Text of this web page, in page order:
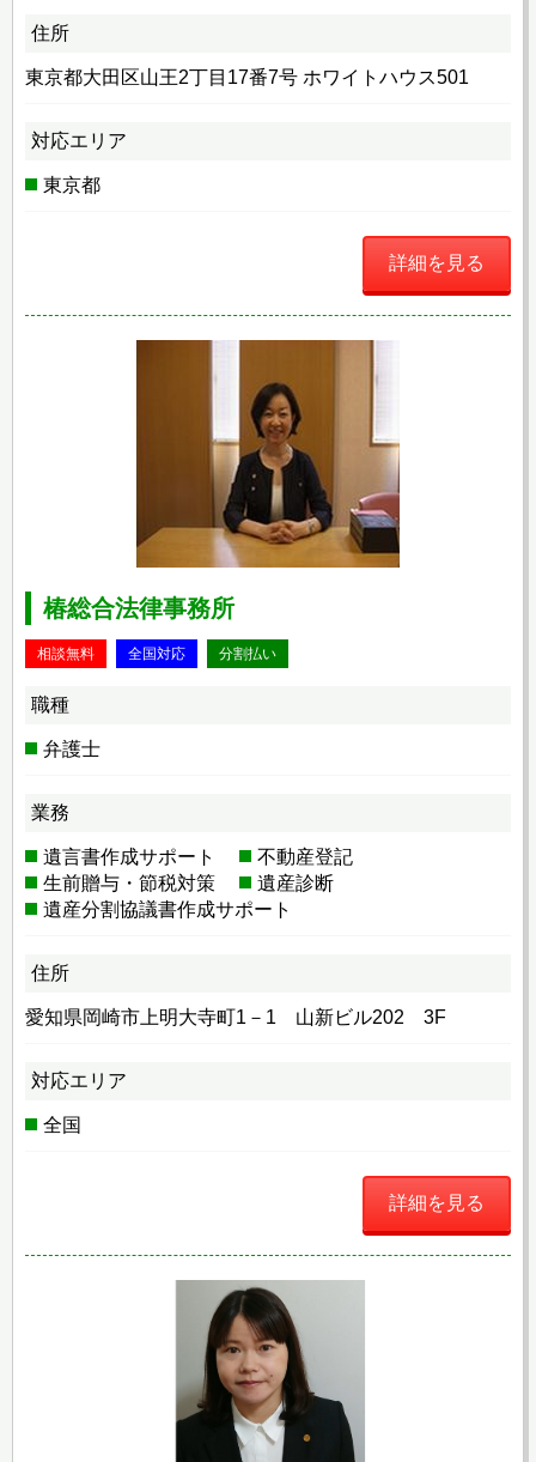
住所
東京都大田区山王2丁目17番7号 ホワイトハウス501
対応エリア
東京都
詳細を見る
椿総合法律事務所
相談無料 全国対応 分割払い
職種
弁護士
業務
遺言書作成サポート
不動産登記
生前贈与・節税対策
遺産診断
遺産分割協議書作成サポート
住所
愛知県岡崎市上明大寺町1－1 山新ビル202 3F
対応エリア
全国
詳細を見る